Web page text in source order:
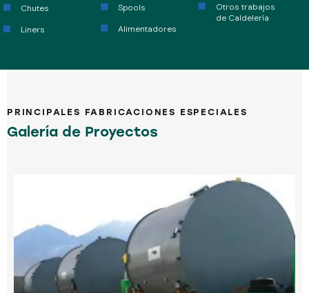
Chutes
Liners
Spools
Alimentadores
Otros trabajos
de Caldelería
PRINCIPALES FABRICACIONES ESPECIALES
Galería de Proyectos